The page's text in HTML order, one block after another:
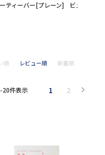
ティーバー[プレーン] ビューティ
順 レビュー順 新着順
-20件表示 1 2